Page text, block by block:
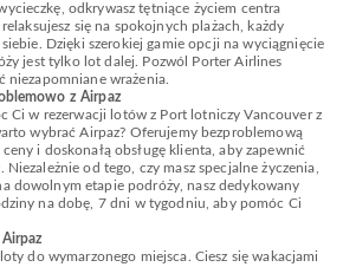
odkrywasz tętniące życiem centra
się na spokojnych plażach, każdy
Dzięki szerokiej gamie opcji na wyciągnięcie
jest tylko lot dalej. Pozwól Porter Airlines
niezapomniane wrażenia.
z Airpaz
Ci w rezerwacji lotów z Port lotniczy Vancouver z
wybrać Airpaz? Oferujemy bezproblemową
i doskonałą obsługę klienta, aby zapewnić
od tego, czy masz specjalne życzenia,
dowolnym etapie podróży, nasz dedykowany
na dobę, 7 dni w tygodniu, aby pomóc Ci
do wymarzonego miejsca. Ciesz się wakacjami